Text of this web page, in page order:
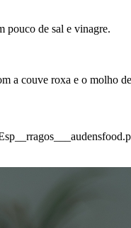
pouco de sal e vinagre.
a couve roxa e o molho